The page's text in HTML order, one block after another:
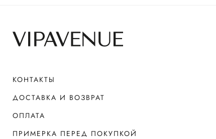
КОНТАКТЫ
ДОСТАВКА И ВОЗВРАТ
ОПЛАТА
ПРИМЕРКА ПЕРЕД ПОКУПКОЙ